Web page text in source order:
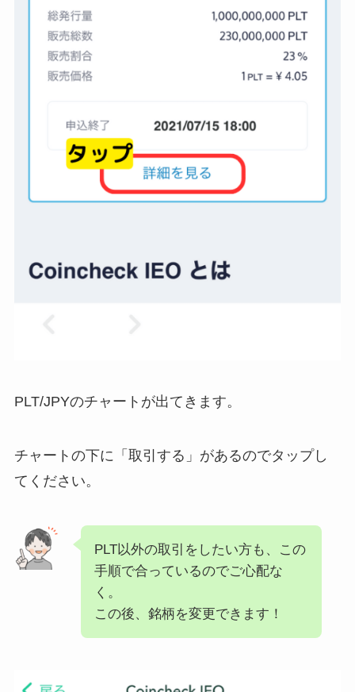
PLT/JPYのチャートが出てきます。
チャートの下に「取引する」があるのでタップし
てください。
PLT以外の取引をしたい方も、この
手順で合っているのでご心配な
く。
この後、銘柄を変更できます！